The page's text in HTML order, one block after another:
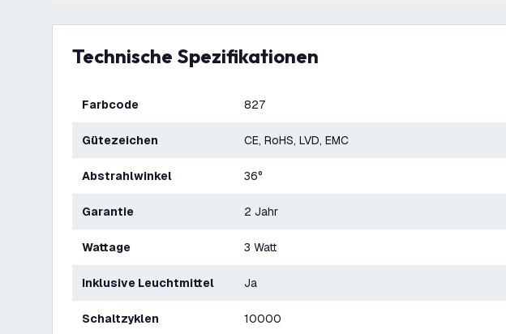
Technische Spezifikationen
Farbcode 827
Gütezeichen CE, RoHS, LVD, EMC
Abstrahlwinkel 36°
Garantie 2 Jahr
Wattage 3 Watt
Inklusive Leuchtmittel Ja
Schaltzyklen 10000